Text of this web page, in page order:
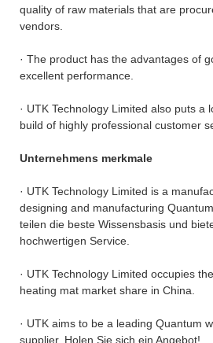
quality of raw materials that are
vendors.
· The product has the advantages of
excellent performance.
· UTK Technology Limited also puts a
build of highly professional customer
Unternehmens merkmale
· UTK Technology Limited is a
designing and manufacturing
teilen die beste Wissensbasis und
hochwertigen Service.
· UTK Technology Limited occupies
heating mat market share in China.
· UTK aims to be a leading Quantum
supplier. Holen Sie sich ein Angebot!